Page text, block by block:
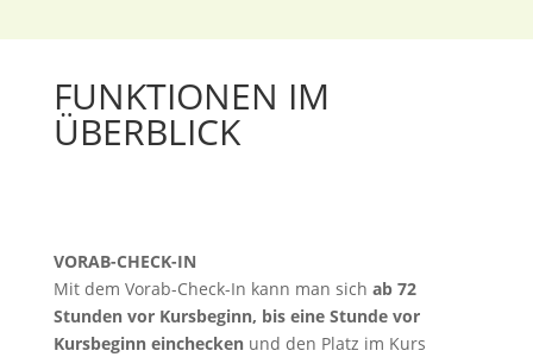
FUNKTIONEN IM
ÜBERBLICK
VORAB-CHECK-IN
Mit dem Vorab-Check-In kann man sich ab 72
Stunden vor Kursbeginn, bis eine Stunde vor
Kursbeginn eincheckenund den Platz im Kurs